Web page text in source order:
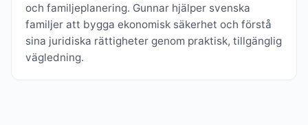
och familjeplanering. Gunnar hjälper svenska
familjer att bygga ekonomisk säkerhet och förstå
sina juridiska rättigheter genom praktisk, tillgänglig
vägledning.